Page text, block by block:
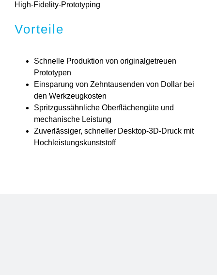
High-Fidelity-Prototyping
Vorteile
Schnelle Produktion von originalgetreuen
Prototypen
Einsparung von Zehntausenden von Dollar bei
den Werkzeugkosten
Spritzgussähnliche Oberflächengüte und
mechanische Leistung
Zuverlässiger, schneller Desktop-3D-Druck mit
Hochleistungskunststoff